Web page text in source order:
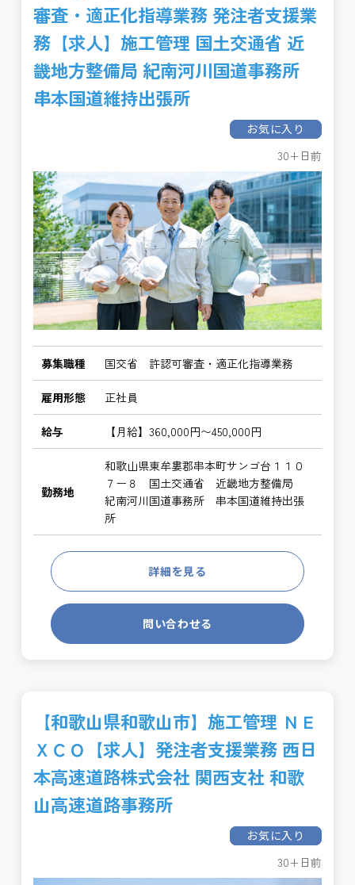
審査・適正化指導業務 発注者支援業
務【求人】施工管理 国土交通省 近
畿地方整備局 紀南河川国道事務所
串本国道維持出張所
お気に入り
30+日前
募集職種 国交省 許認可審査・適正化指導業務
雇用形態 正社員
給与 【月給】360,000円〜450,000円
勤務地
和歌山県東牟婁郡串本町サンゴ台１１０
７ー８ 国土交通省 近畿地方整備局
紀南河川国道事務所 串本国道維持出張
所
詳細を見る
問い合わせる
【和歌山県和歌山市】施工管理 ＮＥ
ＸＣＯ【求人】発注者支援業務 西日
本高速道路株式会社 関西支社 和歌
山高速道路事務所
お気に入り
30+日前